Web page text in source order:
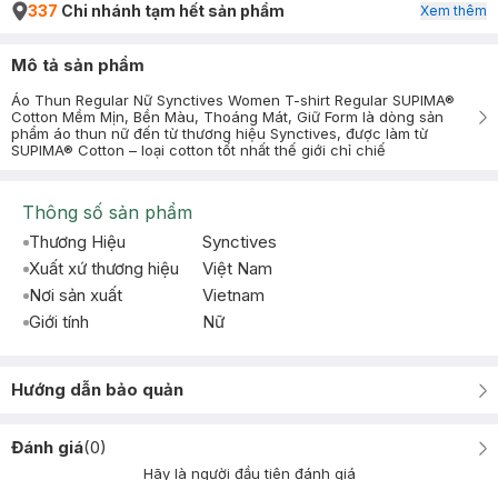
337 Chi nhánh tạm hết sản phẩm Xem thêm
Mô tả sản phẩm
Áo Thun Regular Nữ Synctives Women T-shirt Regular SUPIMA®
Cotton Mềm Mịn, Bền Màu, Thoáng Mát, Giữ Form là dòng sản
phẩm áo thun nữ đến từ thương hiệu Synctives, được làm từ
SUPIMA® Cotton – loại cotton tốt nhất thế giới chỉ chiế
Thông số sản phẩm
Thương Hiệu
Synctives
Xuất xứ thương hiệu
Việt Nam
Nơi sản xuất
Vietnam
Giới tính
Nữ
Hướng dẫn bảo quản
Đánh giá(0)
Hãy là người đầu tiên đánh giá